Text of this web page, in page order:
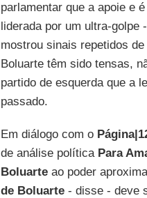
parlamentar que a apoie e
liderada por um ultra-golpe
mostrou sinais repetidos
Boluarte têm sido tensas,
partido de esquerda que a
passado.
Em diálogo com o
de análise política Para
Boluarteao poder
de Boluarte- disse - deve